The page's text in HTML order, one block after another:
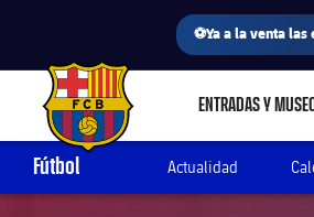
⚽Ya a la venta
FC Barcelona club badge ENTRADAS Y
Fútbol Actualidad